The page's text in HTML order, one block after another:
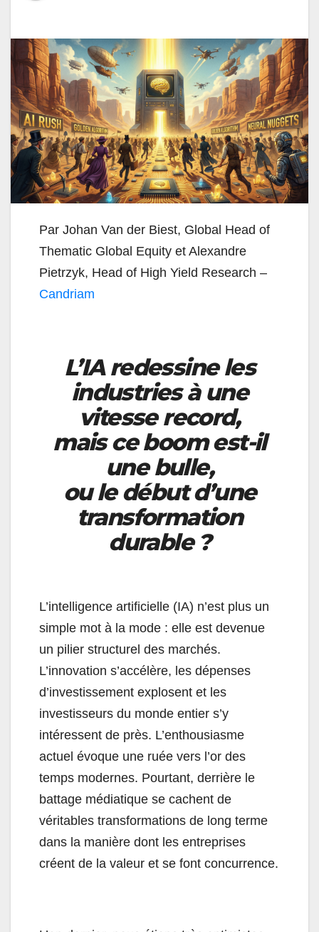
Par Johan Van der Biest, Global Head of
Thematic Global Equity et Alexandre
Pietrzyk, Head of High Yield Research –
Candriam
L’IA redessine les
industries à une
vitesse record,
mais ce boom est-il
une bulle,
ou le début d’une
transformation
durable ?
L’intelligence artificielle (IA) n’est plus un
simple mot à la mode : elle est devenue
un pilier structurel des marchés.
L’innovation s’accélère, les dépenses
d’investissement explosent et les
investisseurs du monde entier s’y
intéressent de près. L’enthousiasme
actuel évoque une ruée vers l’or des
temps modernes. Pourtant, derrière le
battage médiatique se cachent de
véritables transformations de long terme
dans la manière dont les entreprises
créent de la valeur et se font concurrence.